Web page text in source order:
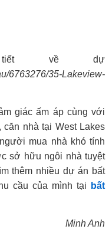
về dự
6763276/35-Lakeview-
giác ấm áp cùng với
nhà tại West Lakes
mua nhà khó tính
sở hữu ngôi nhà tuyệt
thêm nhiều dự án bất
cầu của mình tại bất
Minh Anh